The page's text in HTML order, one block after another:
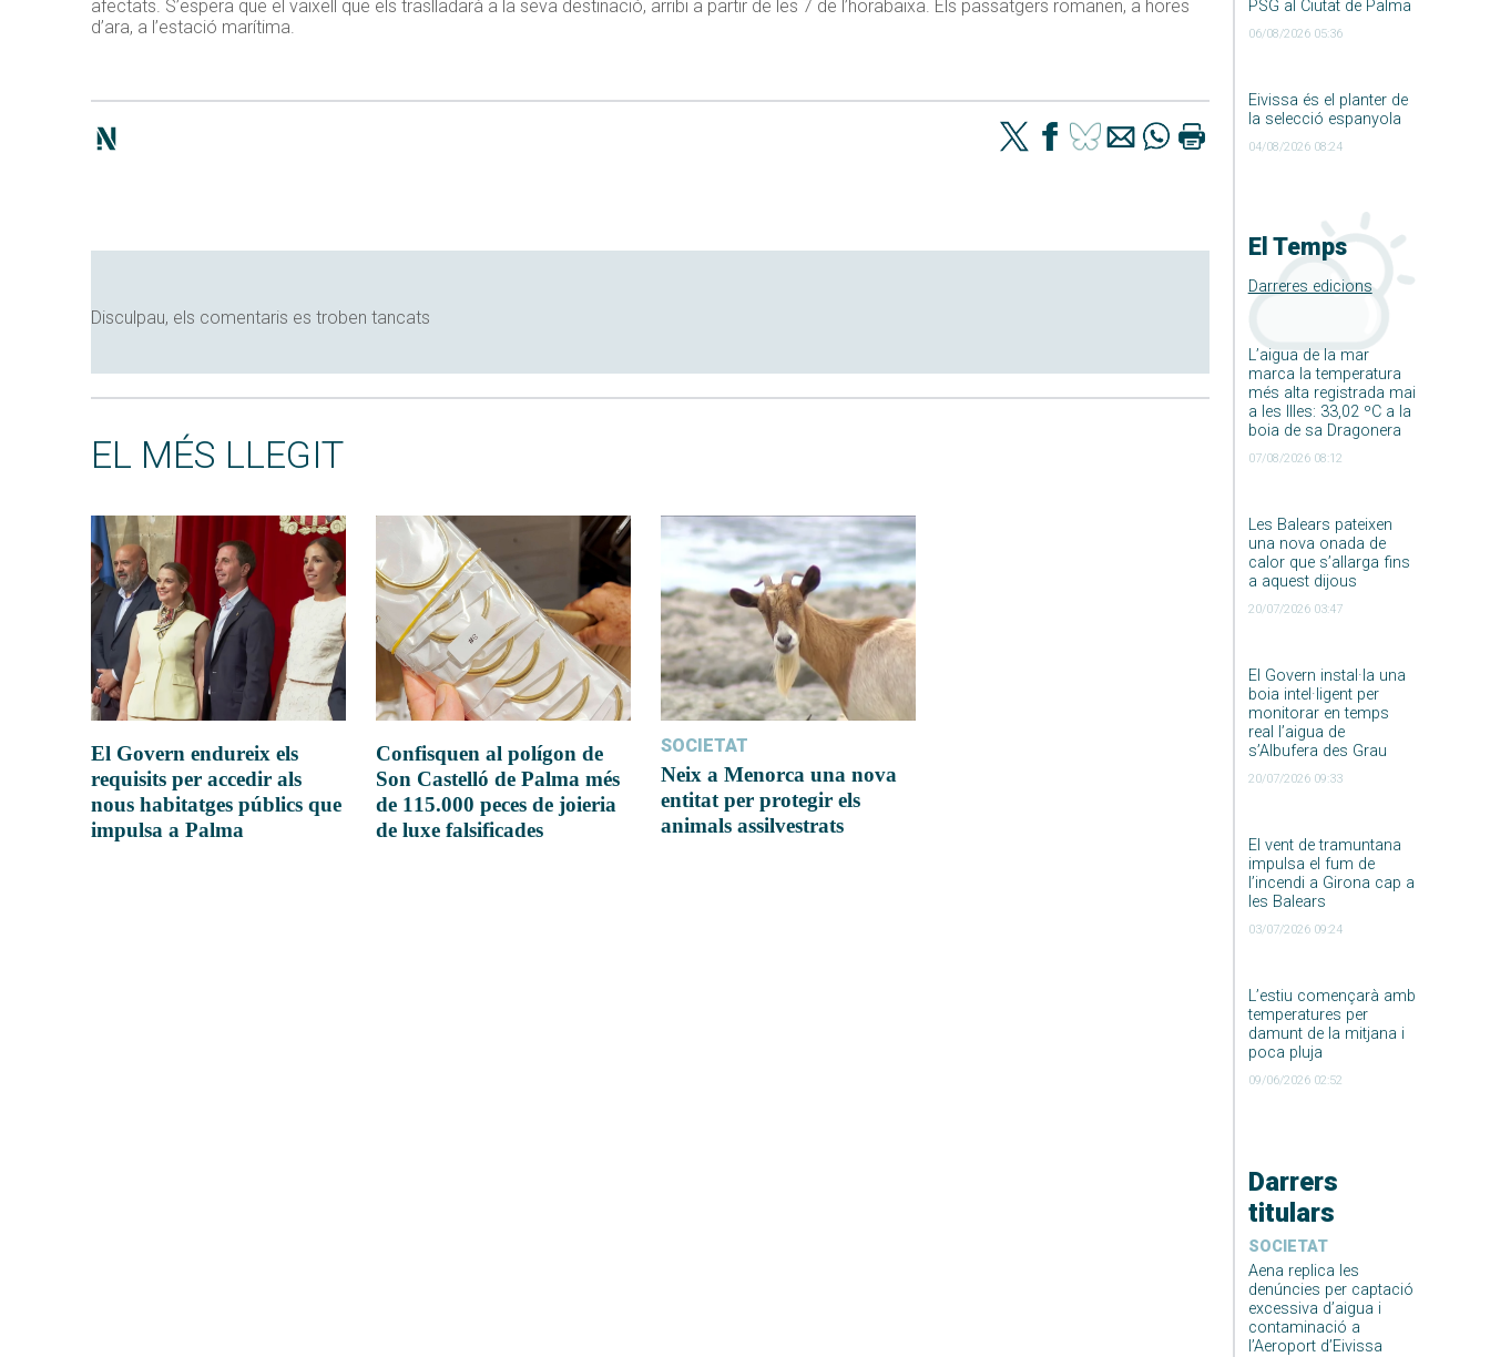
PSG al Ciutat de Palma
06/08/2026 05:36
Eivissa és el planter de
la selecció espanyola
04/08/2026 08:24
El Temps
Darreres edicions
L’aigua de la mar
marca la temperatura
més alta registrada mai
a les Illes: 33,02 ºC a la
boia de sa Dragonera
07/08/2026 08:12
Les Balears pateixen
una nova onada de
calor que s’allarga fins
a aquest dijous
20/07/2026 03:47
El Govern instal·la una
boia intel·ligent per
monitorar en temps
real l’aigua de
s’Albufera des Grau
20/07/2026 09:33
El vent de tramuntana
impulsa el fum de
l’incendi a Girona cap a
les Balears
03/07/2026 09:24
L’estiu començarà amb
temperatures per
damunt de la mitjana i
poca pluja
09/06/2026 02:52
Darrers
titulars
SOCIETAT
Aena replica les
denúncies per captació
excessiva d’aigua i
contaminació a
l’Aeroport d’Eivissa
afectats. S’espera que el vaixell que els traslladarà a la seva destinació, arribi a partir de les 7 de l’horabaixa. Els passatgers romanen, a hores
d’ara, a l’estació marítima.
Disculpau, els comentaris es troben tancats
EL MÉS LLEGIT
El Govern endureix els
requisits per accedir als
nous habitatges públics que
impulsa a Palma
Confisquen al polígon de
Son Castelló de Palma més
de 115.000 peces de joieria
de luxe falsificades
SOCIETAT
Neix a Menorca una nova
entitat per protegir els
animals assilvestrats